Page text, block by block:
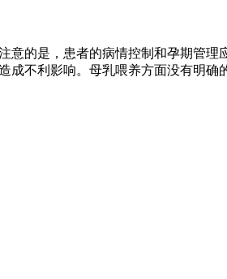
意的是，患者的病情控制和孕期管
成不利影响。母乳喂养方面没有明